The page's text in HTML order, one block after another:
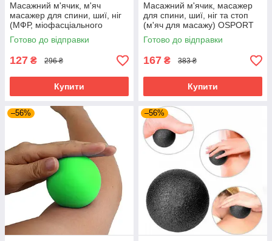
Масажний м'ячик, м'яч
масажер для спини, шиї, ніг
(МФР, міофасціального
релізу) OSPORT EPP 12см
(MS 3338-2) Чорний
Готово до відправки
127 ₴ 296 ₴
Купити
Масажний м'ячик, масажер
для спини, шиї, ніг та стоп
(м'яч для масажу) OSPORT
6см (MS 3271-1)
Помаранчевий
Готово до відправки
167 ₴ 383 ₴
Купити
–56% –56%